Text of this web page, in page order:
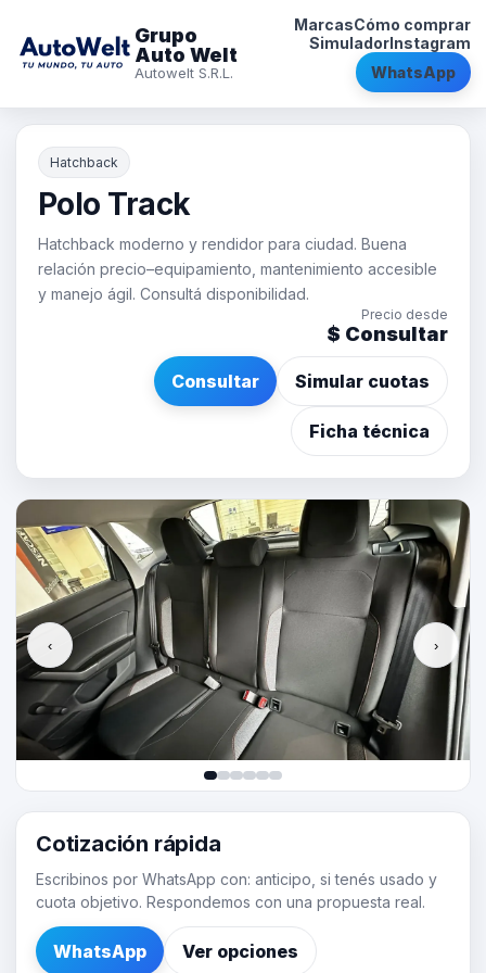
Grupo
Auto Welt
Autowelt S.R.L.
MarcasCómo comprar
SimuladorInstagram
WhatsApp
Hatchback
Polo Track
Hatchback moderno y rendidor para ciudad. Buena
relación precio–equipamiento, mantenimiento accesible
y manejo ágil. Consultá disponibilidad.
Precio desde
$ Consultar
Consultar Simular cuotas
Ficha técnica
‹ ›
Cotización rápida
Escribinos por WhatsApp con: anticipo, si tenés usado y
cuota objetivo. Respondemos con una propuesta real.
WhatsApp Ver opciones